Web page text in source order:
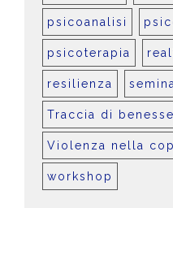
psicoanalisi
psicoterapia
resilienza
Traccia di
Violenza nella
workshop